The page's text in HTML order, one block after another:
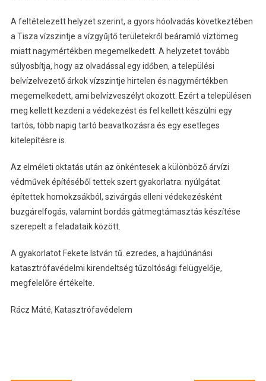
A feltételezett helyzet szerint, a gyors hóolvadás következtében
a Tisza vízszintje a vízgyűjtő területekről beáramló víztömeg
miatt nagymértékben megemelkedett. A helyzetet tovább
súlyosbítja, hogy az olvadással egy időben, a települési
belvízelvezető árkok vízszintje hirtelen és nagymértékben
megemelkedett, ami belvízveszélyt okozott. Ezért a településen
meg kellett kezdeni a védekezést és fel kellett készülni egy
tartós, több napig tartó beavatkozásra és egy esetleges
kitelepítésre is.
Az elméleti oktatás után az önkéntesek a különböző árvízi
védművek építéséből tettek szert gyakorlatra: nyúlgátat
építettek homokzsákból, szivárgás elleni védekezésként
buzgárelfogás, valamint bordás gátmegtámasztás készítése
szerepelt a feladataik között.
A gyakorlatot Fekete István tű. ezredes, a hajdúnánási
katasztrófavédelmi kirendeltség tűzoltósági felügyelője,
megfelelőre értékelte.
Rácz Máté, Katasztrófavédelem